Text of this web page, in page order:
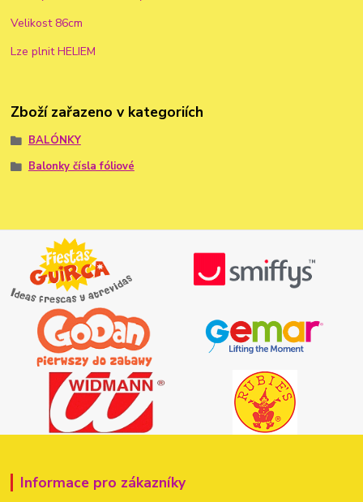
Velikost 86cm
Lze plnit HELIEM
Zboží zařazeno v kategoriích
BALÓNKY
Balonky čísla fóliové
Informace pro zákazníky